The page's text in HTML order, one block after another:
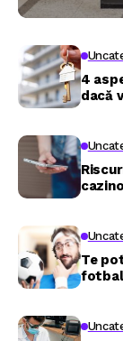
4
dacă
Te
fotbal